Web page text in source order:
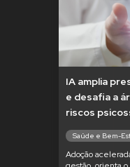
IA amplia
e desafia a
riscos
Saúde e Bem-
Adoção